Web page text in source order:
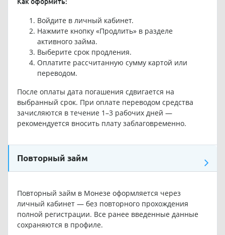
Как оформить:
Войдите в личный кабинет.
Нажмите кнопку «Продлить» в разделе
активного займа.
Выберите срок продления.
Оплатите рассчитанную сумму картой или
переводом.
После оплаты дата погашения сдвигается на
выбранный срок. При оплате переводом средства
зачисляются в течение 1–3 рабочих дней —
рекомендуется вносить плату заблаговременно.
Повторный займ
Повторный займ в Монезе оформляется через
личный кабинет — без повторного прохождения
полной регистрации. Все ранее введенные данные
сохраняются в профиле.